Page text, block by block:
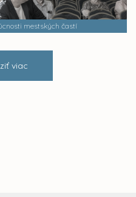
mestských častí
viac